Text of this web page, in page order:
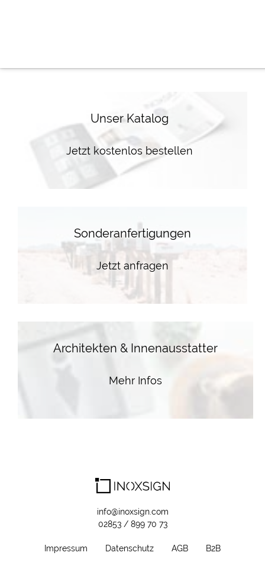
Unser Katalog
Jetzt kostenlos bestellen
Sonderanfertigungen
Jetzt anfragen
Architekten & Innenausstatter
Mehr Infos
info@inoxsign.com
02853 / 899 70 73
Impressum Datenschutz AGB B2B